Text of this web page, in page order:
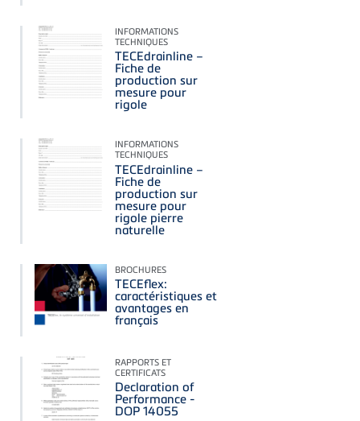
INFORMATIONS
TECHNIQUES
TECEdrainline –
Fiche de
production sur
mesure pour
rigole
INFORMATIONS
TECHNIQUES
TECEdrainline –
Fiche de
production sur
mesure pour
rigole pierre
naturelle
BROCHURES
TECEflex:
caractéristiques et
avantages en
français
RAPPORTS ET
CERTIFICATS
Declaration of
Performance -
DOP 14055